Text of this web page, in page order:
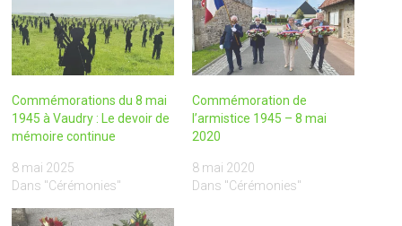
Commémorations du 8 mai
1945 à Vaudry : Le devoir de
mémoire continue
8 mai 2025
Dans "Cérémonies"
Commémoration de
l’armistice 1945 – 8 mai
2020
8 mai 2020
Dans "Cérémonies"